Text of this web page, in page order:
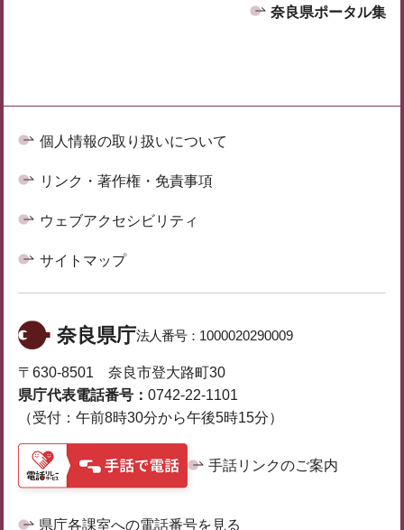
奈良県ポータル集
個人情報の取り扱いについて
リンク・著作権・免責事項
ウェブアクセシビリティ
サイトマップ
奈良県庁法人番号： 1000020290009
〒630-8501 奈良市登大路町30
県庁代表電話番号： 0742-22-1101
（受付：午前8時30分から午後5時15分）
手話リンクのご案内
県庁各課室への電話番号を見る